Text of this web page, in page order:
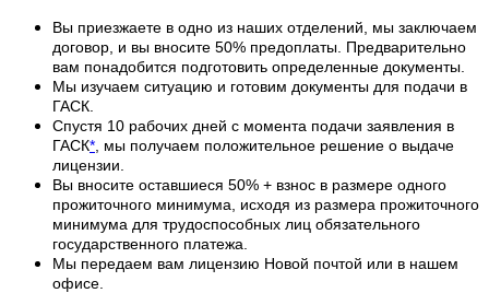
Вы приезжаете в одно из наших отделений, мы заключаем
договор, и вы вносите 50% предоплаты. Предварительно
вам понадобится подготовить определенные документы.
Мы изучаем ситуацию и готовим документы для подачи в
ГАСК.
Спустя 10 рабочих дней с момента подачи заявления в
ГАСК* , мы получаем положительное решение о выдаче
лицензии.
Вы вносите оставшиеся 50% + взнос в размере одного
прожиточного минимума, исходя из размера прожиточного
минимума для трудоспособных лиц обязательного
государственного платежа.
Мы передаем вам лицензию Новой почтой или в нашем
офисе.